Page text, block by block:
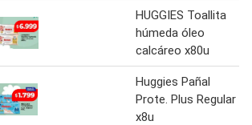
HUGGIES Toallita
húmeda óleo
calcáreo x80u
Huggies Pañal
Prote. Plus Regular
x8u